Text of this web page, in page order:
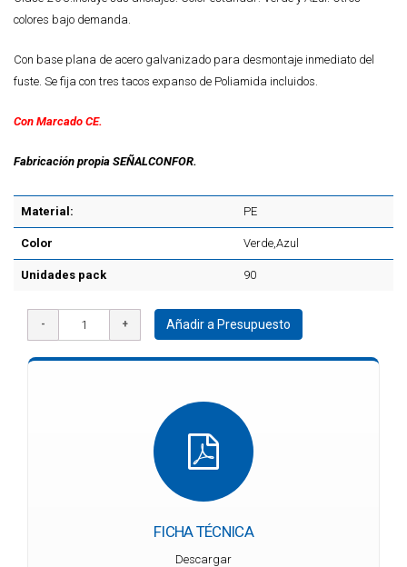
colores bajo demanda.
Con base plana de acero galvanizado para desmontaje inmediato del
fuste. Se fija con tres tacos expanso de Poliamida incluidos.
Con Marcado CE.
Fabricación propia SEÑALCONFOR.
Material: PE
Color Verde,Azul
Unidades pack 90
Añadir a Presupuesto
FICHA TÉCNICA
Descargar